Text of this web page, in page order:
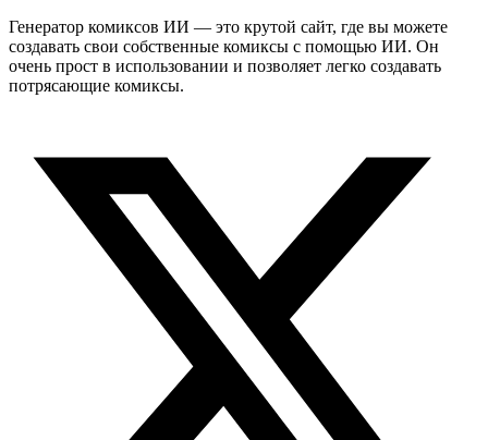
Генератор комиксов ИИ — это крутой сайт, где вы можете
создавать свои собственные комиксы с помощью ИИ. Он
очень прост в использовании и позволяет легко создавать
потрясающие комиксы.